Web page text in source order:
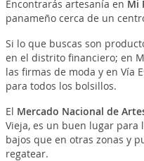
Encontrarás artesanía en Mi
panameño cerca de un
Si lo que buscas son
en el distrito financiero; en
las firmas de moda y en Vía
para todos los bolsillos.
El Mercado Nacional de
Vieja, es un buen lugar para
bajos que en otras zonas y
regatear.